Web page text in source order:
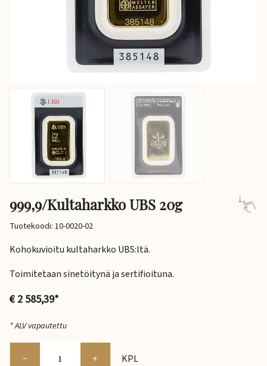
999,9/Kultaharkko UBS 20g
Tuotekoodi: 10-0020-02
Kohokuvioitu kultaharkko UBS:ltä.
Toimitetaan sinetöitynä ja sertifioituna.
€ 2 585,39*
* ALV vapautettu
− + KPL